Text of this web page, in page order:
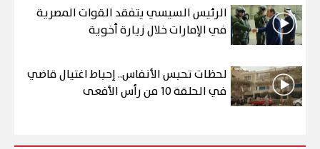
الرئيس السيسي يتفقد القوات المصرية
في الإمارات خلال زيارة أخوية
لحظات تحبس الأنفاس.. إحباط اغتيال قاضي
في الحلقة 10 من رأس الأفعى